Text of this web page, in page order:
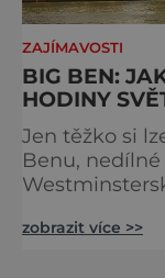
ZAJÍMAVOSTI
BIG BEN:
HODINY
Jen těžko si
Benu,
opucovat zašedlý kabát.
zobrazit více >>